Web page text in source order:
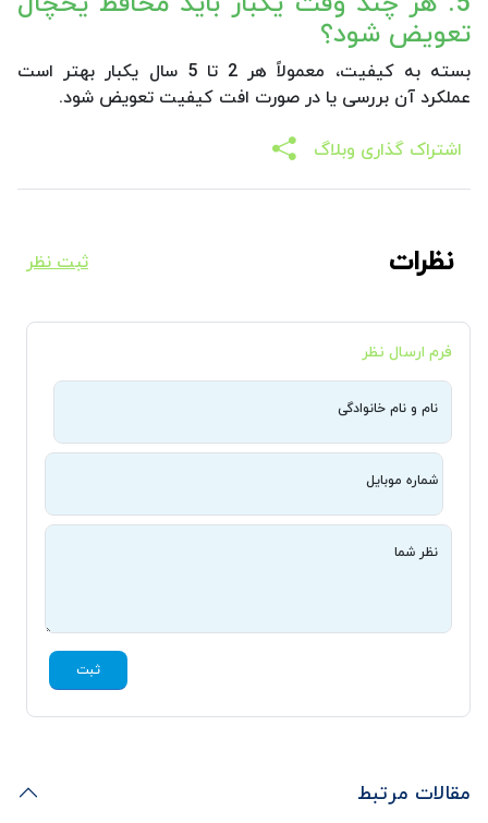
تعویض شود؟
بسته به کیفیت، معمولاً هر 2 تا 5 سال یکبار بهتر است
عملکرد آن بررسی یا در صورت افت کیفیت تعویض شود.
اشتراک گذاری وبلاگ
نظرات ثبت نظر
فرم ارسال نظر
نام و نام خانوادگی
شماره موبایل
نظر شما
ثبت
مقالات مرتبط